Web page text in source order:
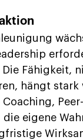
Fähigkeit,
hängt stark
eigene